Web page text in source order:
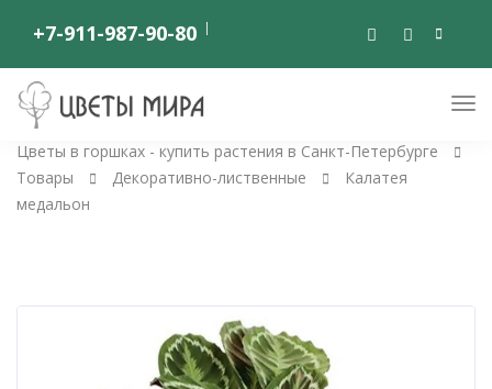
+7-911-987-90-80
Цветы в горшках - купить растения в Санкт-Петербурге
Товары
Декоративно-лиственные
Калатея
медальон